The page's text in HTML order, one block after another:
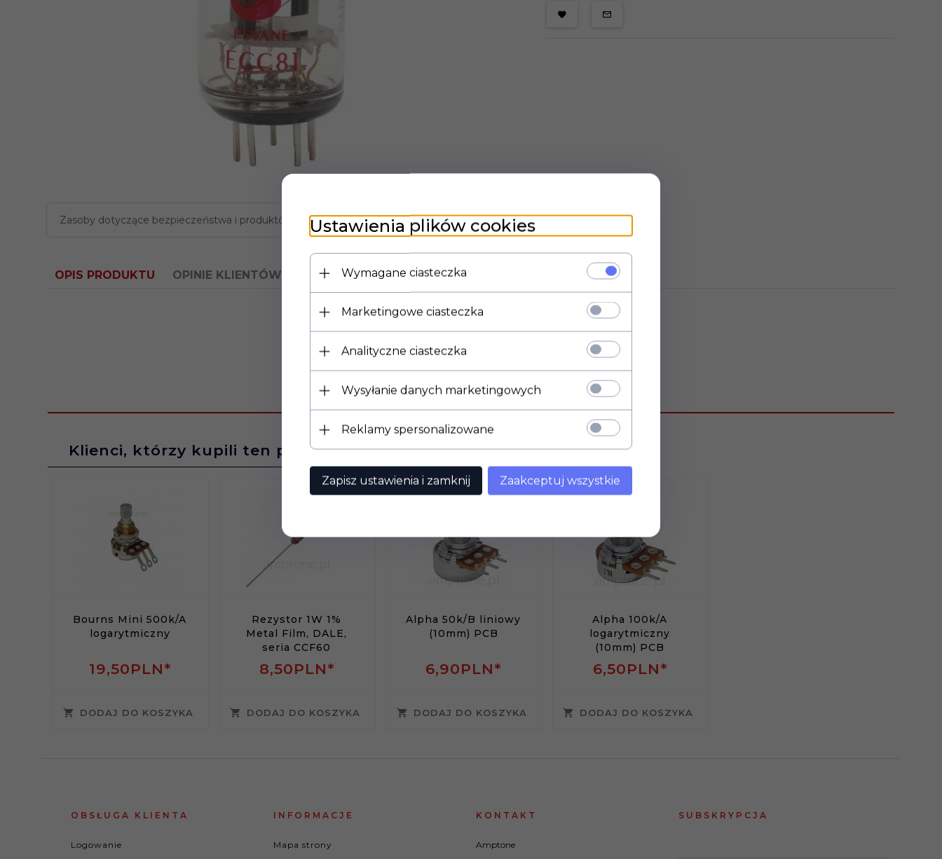
Zasoby dotyczące bezpieczeństwa i produktów
OPIS PRODUKTU OPINIE KLIENTÓW
Podwójna trioda małej mocy firmy PSVANE.
Seria red logo, standard
Klienci, którzy kupili ten produkt wybrali również...
Bourns Mini 500k/A
logarytmiczny
19,50PLN*
DODAJ DO KOSZYKA
Rezystor 1W 1%
Metal Film, DALE,
seria CCF60
8,50PLN*
DODAJ DO KOSZYKA
Alpha 50k/B liniowy
(10mm) PCB
6,90PLN*
DODAJ DO KOSZYKA
Alpha 100k/A
logarytmiczny
(10mm) PCB
6,50PLN*
DODAJ DO KOSZYKA
OBSŁUGA KLIENTA
Logowanie
INFORMACJE
Mapa strony
KONTAKT
Amptone
SUBSKRYPCJA
Ustawienia plików cookies
Wymagane ciasteczka
Marketingowe ciasteczka
Analityczne ciasteczka
Wysyłanie danych marketingowych
Reklamy spersonalizowane
Zapisz ustawienia i zamknij Zaakceptuj wszystkie